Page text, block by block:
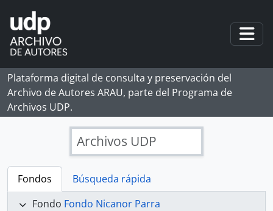
Skip to main content
Plataforma digital de consulta y preservación del
Archivo de Autores ARAU, parte del Programa de
Archivos UDP.
Archivos UDP
Fondos
Búsqueda rápida
Fondo Fondo Nicanor Parra